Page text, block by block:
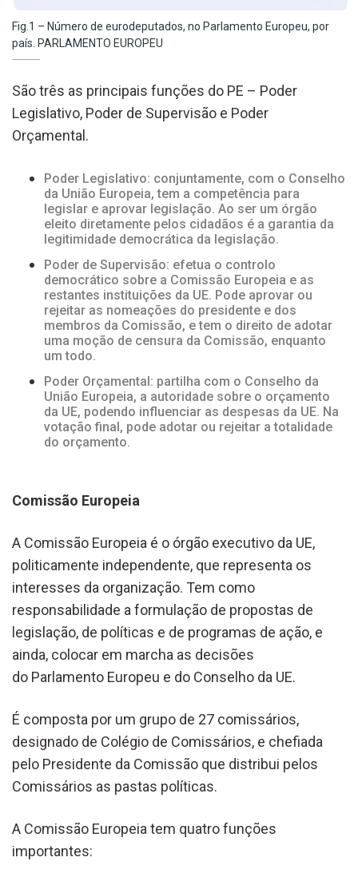
Fig.1 – Número de eurodeputados, no Parlamento Europeu, por
país. PARLAMENTO EUROPEU
São três as principais funções do PE – Poder
Legislativo, Poder de Supervisão e Poder
Orçamental.
Poder Legislativo: conjuntamente, com o Conselho
da União Europeia, tem a competência para
legislar e aprovar legislação. Ao ser um órgão
eleito diretamente pelos cidadãos é a garantia da
legitimidade democrática da legislação.
Poder de Supervisão: efetua o controlo
democrático sobre a Comissão Europeia e as
restantes instituições da UE. Pode aprovar ou
rejeitar as nomeações do presidente e dos
membros da Comissão, e tem o direito de adotar
uma moção de censura da Comissão, enquanto
um todo.
Poder Orçamental: partilha com o Conselho da
União Europeia, a autoridade sobre o orçamento
da UE, podendo influenciar as despesas da UE. Na
votação final, pode adotar ou rejeitar a totalidade
do orçamento.
Comissão Europeia
A Comissão Europeia é o órgão executivo da UE,
politicamente independente, que representa os
interesses da organização. Tem como
responsabilidade a formulação de propostas de
legislação, de políticas e de programas de ação, e
ainda, colocar em marcha as decisões
do Parlamento Europeu e do Conselho da UE.
É composta por um grupo de 27 comissários,
designado de Colégio de Comissários, e chefiada
pelo Presidente da Comissão que distribui pelos
Comissários as pastas políticas.
A Comissão Europeia tem quatro funções
importantes: